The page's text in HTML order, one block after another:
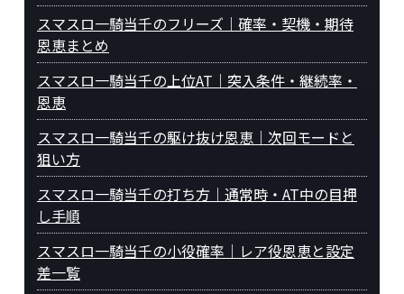
スマスロ一騎当千のフリーズ｜確率・契機・期待
恩恵まとめ
スマスロ一騎当千の上位AT｜突入条件・継続率・
恩恵
スマスロ一騎当千の駆け抜け恩恵｜次回モードと
狙い方
スマスロ一騎当千の打ち方｜通常時・AT中の目押
し手順
スマスロ一騎当千の小役確率｜レア役恩恵と設定
差一覧